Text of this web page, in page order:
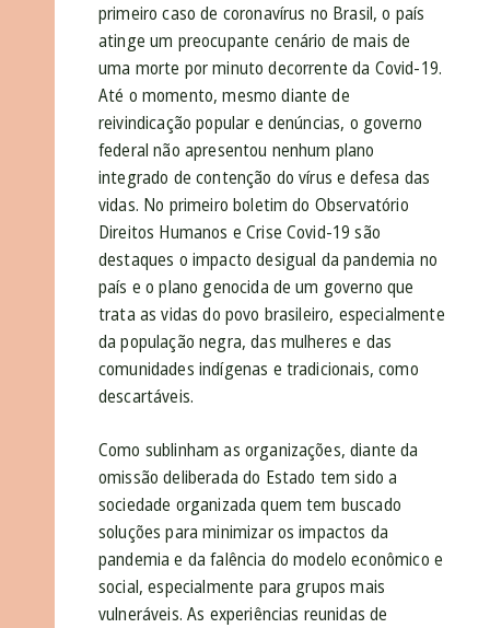
primeiro caso de coronavírus no Brasil, o país
atinge um preocupante cenário de mais de
uma morte por minuto decorrente da Covid-19.
Até o momento, mesmo diante de
reivindicação popular e denúncias, o governo
federal não apresentou nenhum plano
integrado de contenção do vírus e defesa das
vidas. No primeiro boletim do Observatório
Direitos Humanos e Crise Covid-19 são
destaques o impacto desigual da pandemia no
país e o plano genocida de um governo que
trata as vidas do povo brasileiro, especialmente
da população negra, das mulheres e das
comunidades indígenas e tradicionais, como
descartáveis.
Como sublinham as organizações, diante da
omissão deliberada do Estado tem sido a
sociedade organizada quem tem buscado
soluções para minimizar os impactos da
pandemia e da falência do modelo econômico e
social, especialmente para grupos mais
vulneráveis. As experiências reunidas de